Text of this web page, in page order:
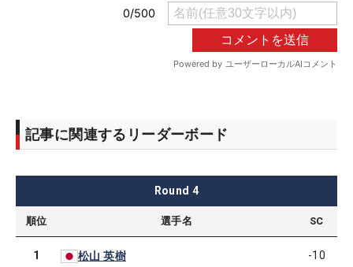
記事に関連するリーダーボード
Round 4
順位 選手名 SC
1 松山 英樹 -10